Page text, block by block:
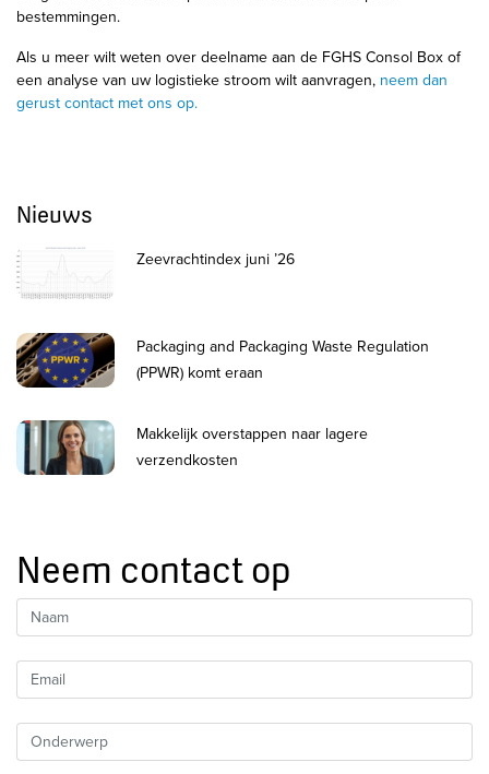
bestemmingen.
Als u meer wilt weten over deelname aan de FGHS Consol Box of
een analyse van uw logistieke stroom wilt aanvragen, neem dan
gerust contact met ons op.
Nieuws
Zeevrachtindex juni ’26
Packaging and Packaging Waste Regulation
(PPWR) komt eraan
Makkelijk overstappen naar lagere
verzendkosten
Neem contact op